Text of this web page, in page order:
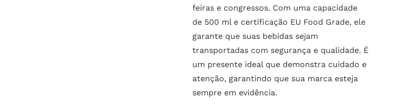
feiras e congressos. Com uma capacidade
de 500 ml e certificação EU Food Grade, ele
garante que suas bebidas sejam
transportadas com segurança e qualidade. É
um presente ideal que demonstra cuidado e
atenção, garantindo que sua marca esteja
sempre em evidência.